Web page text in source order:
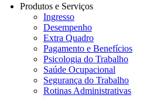
Produtos e Serviços
Ingresso
Desempenho
Extra Quadro
Pagamento e Benefícios
Psicologia do Trabalho
Saúde Ocupacional
Segurança do Trabalho
Rotinas Administrativas